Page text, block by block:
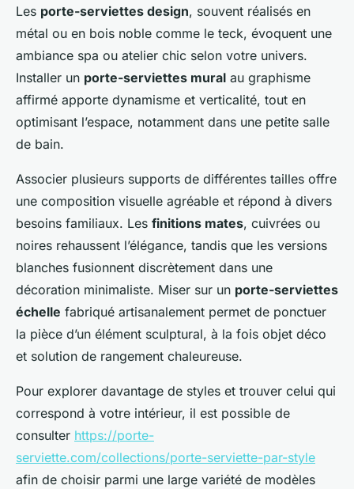
Les porte-serviettes design, souvent réalisés en
métal ou en bois noble comme le teck, évoquent une
ambiance spa ou atelier chic selon votre univers.
Installer un porte-serviettes mural au graphisme
affirmé apporte dynamisme et verticalité, tout en
optimisant l’espace, notamment dans une petite salle
de bain.
Associer plusieurs supports de différentes tailles offre
une composition visuelle agréable et répond à divers
besoins familiaux. Les finitions mates, cuivrées ou
noires rehaussent l’élégance, tandis que les versions
blanches fusionnent discrètement dans une
décoration minimaliste. Miser sur un porte-serviettes
échelle fabriqué artisanalement permet de ponctuer
la pièce d’un élément sculptural, à la fois objet déco
et solution de rangement chaleureuse.
Pour explorer davantage de styles et trouver celui qui
correspond à votre intérieur, il est possible de
consulter https://porte-
serviette.com/collections/porte-serviette-par-style
afin de choisir parmi une large variété de modèles